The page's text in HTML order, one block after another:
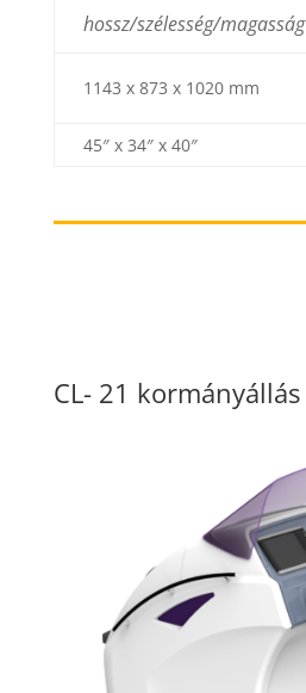
hossz/szélesség/magasság
1143 x 873 x 1020 mm
45″ x 34″ x 40″
CL- 21 kormányállás